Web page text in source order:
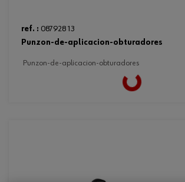
ref. : 087928 13
punzon-de-aplicacion-obturadores
punzon-de-aplicacion-obturadores